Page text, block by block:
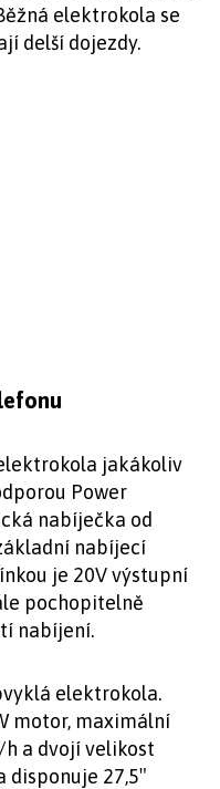
elektrokola se
delší dojezdy.
jakákoliv
Power
nabíječka od
nabíjecí
je 20V výstupní
pochopitelně
nabíjení.
elektrokola.
motor, maximální
a dvojí velikost
disponuje 27,5″